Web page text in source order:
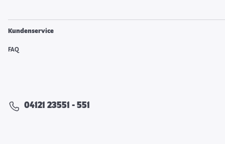
Kundenservice
FAQ
04121 23551 - 551